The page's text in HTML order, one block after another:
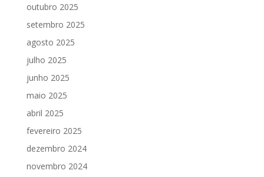
outubro 2025
setembro 2025
agosto 2025
julho 2025
junho 2025
maio 2025
abril 2025
fevereiro 2025
dezembro 2024
novembro 2024